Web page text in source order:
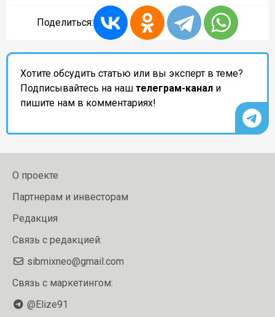
Поделиться:
Хотите обсудить статью или вы эксперт в теме?
Подписывайтесь на наш телеграм-канал и
пишите нам в комментариях!
О проекте
Партнерам и инвесторам
Редакция
Связь с редакцией:
sibmixneo@gmail.com
Связь с маркетингом:
@Elize91